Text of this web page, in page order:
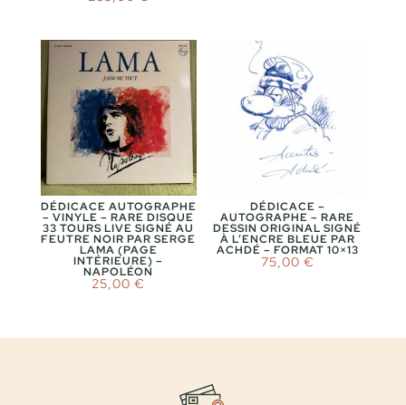
DÉDICACE AUTOGRAPHE
– VINYLE – RARE DISQUE
33 TOURS LIVE SIGNÉ AU
FEUTRE NOIR PAR SERGE
LAMA (PAGE
INTÉRIEURE) –
NAPOLÉON
25,00€
DÉDICACE –
AUTOGRAPHE – RARE
DESSIN ORIGINAL SIGNÉ
À L’ENCRE BLEUE PAR
ACHDÉ – FORMAT 10×13
75,00 €